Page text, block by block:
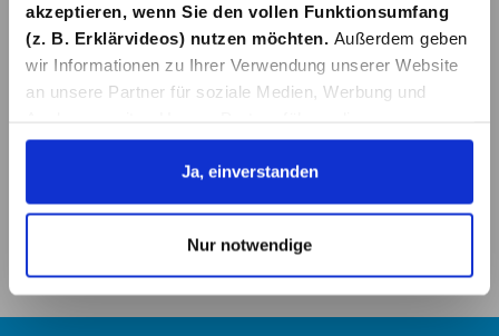
akzeptieren, wenn Sie den vollen Funktionsumfang
(z. B. Erklärvideos) nutzen möchten.
Außerdem geben
wir Informationen zu Ihrer Verwendung unserer Website
an unsere Partner für soziale Medien, Werbung und
Informationen möglicherweise mit weiteren Daten
zusammen, die Sie ihnen bereitgestellt haben oder die
sie im Rahmen Ihrer Nutzung der Dienste gesammelt
Datenschutzerklärung. Link zu
unsererDatenschutzerklärung. Link zumImpressum.
Ja, einverstanden
Nur notwendige